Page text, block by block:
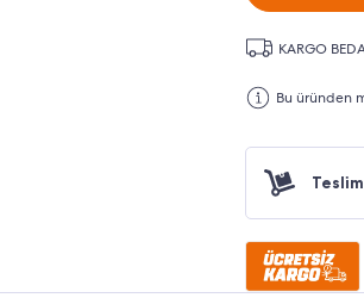
KARGO
Bu üründen